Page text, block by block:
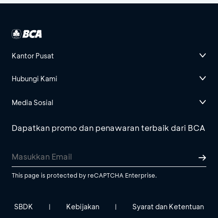
Kantor Pusat
Hubungi Kami
Media Sosial
Dapatkan promo dan penawaran terbaik dari BCA
This page is protected by reCAPTCHA Enterprise.
SBDK | Kebijakan | Syarat dan Ketentuan